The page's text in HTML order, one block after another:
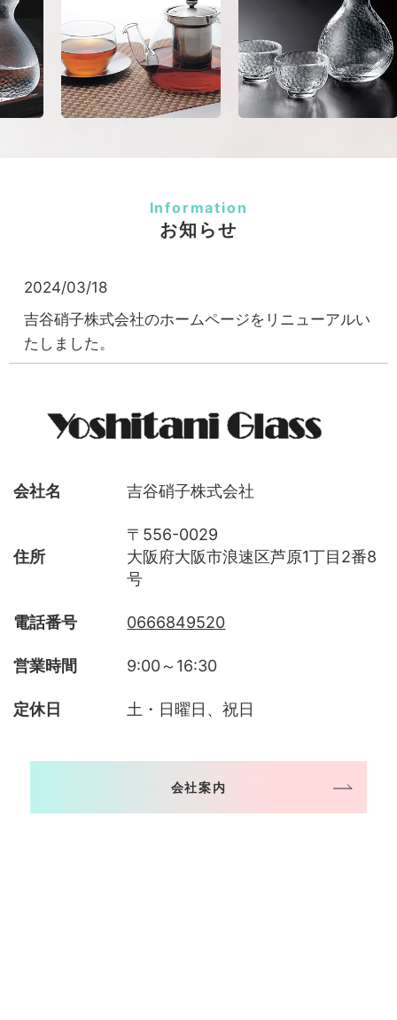
Information
お知らせ
2024/03/18
吉谷硝子株式会社のホームページをリニューアルい
たしました。
会社名 吉谷硝子株式会社
住所
〒556-0029
大阪府大阪市浪速区芦原1丁目2番8
号
電話番号 0666849520
営業時間 9:00～16:30
定休日 土・日曜日、祝日
会社案内